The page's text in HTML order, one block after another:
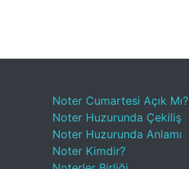
Noter Cumartesi Açık Mı?
Noter Huzurunda Çekiliş
Noter Huzurunda Anlamı
Noter Kimdir?